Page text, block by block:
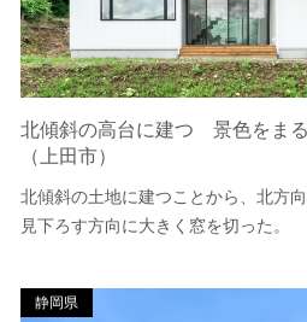
北傾斜の高台に建つ 景色をま
（上田市）
北傾斜の土地に建つことから、北方
見下ろす方向に大きく窓を切った。
静岡県